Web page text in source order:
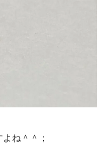
ね＾＾；